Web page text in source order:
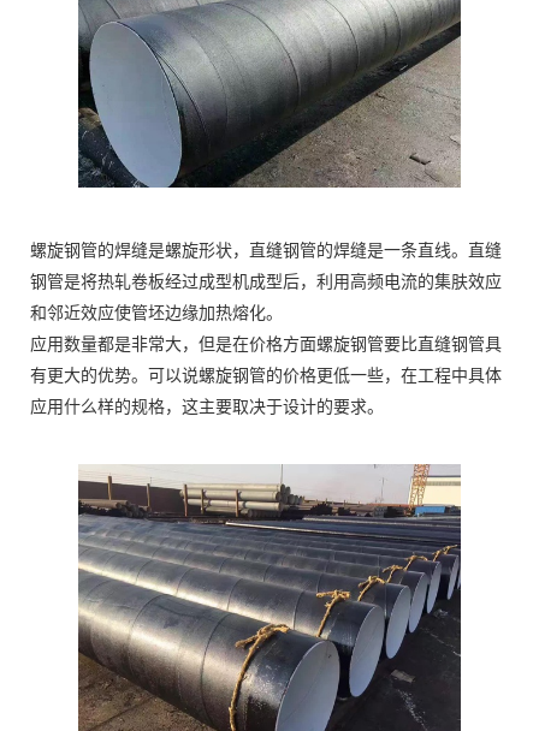
螺旋钢管的焊缝是螺旋形状，直缝钢管的焊缝是一条直线。直缝
钢管是将热轧卷板经过成型机成型后，利用高频电流的集肤效应
和邻近效应使管坯边缘加热熔化。
应用数量都是非常大，但是在价格方面螺旋钢管要比直缝钢管具
有更大的优势。可以说螺旋钢管的价格更低一些，在工程中具体
应用什么样的规格，这主要取决于设计的要求。